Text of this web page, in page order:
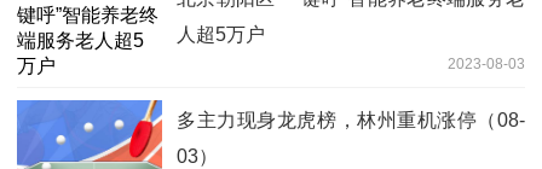
人超5万户
2023-08-03
多主力现身龙虎榜，林州重机涨停（08-
03）